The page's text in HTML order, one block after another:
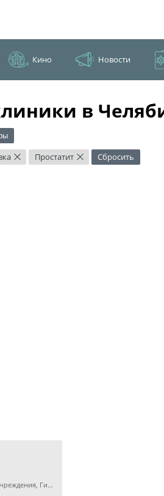
Кино Новости
в
× Простатит × Сбросить
Детская клиника, Прочие медицинские учреждения, Гинекология